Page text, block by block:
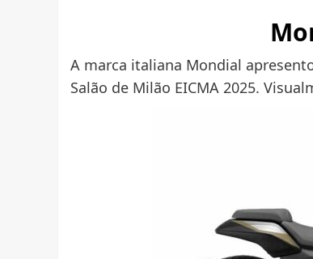
A marca italiana Mondial
Salão de Milão EICMA 2025.